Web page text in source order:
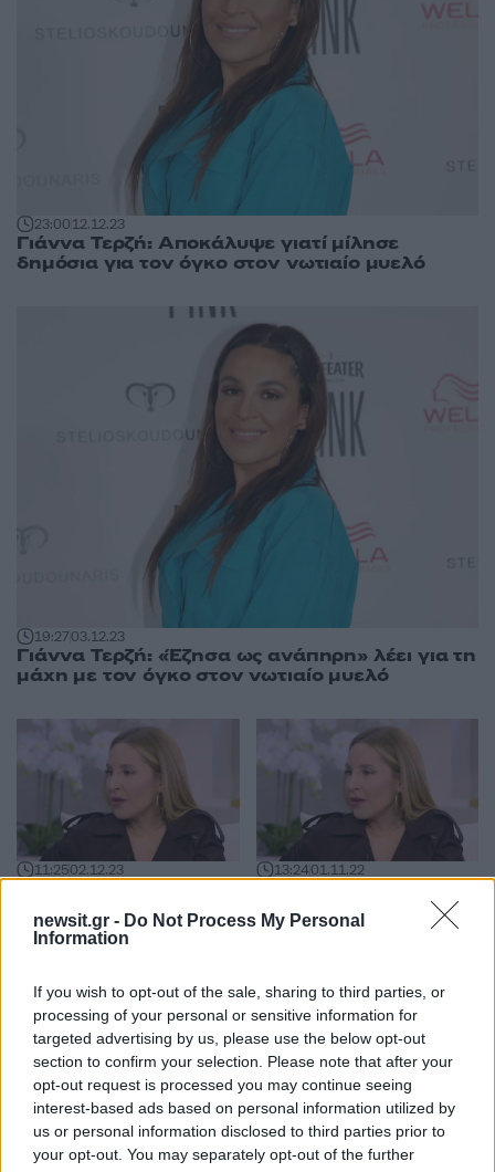
newsit.gr - Do Not Process My Personal
Information
If you wish to opt-out of the sale, sharing to third parties, or
processing of your personal or sensitive information for
targeted advertising by us, please use the below opt-out
section to confirm your selection. Please note that after your
opt-out request is processed you may continue seeing
interest-based ads based on personal information utilized by
us or personal information disclosed to third parties prior to
your opt-out. You may separately opt-out of the further
23:0012.12.23
Γιάννα Τερζή: Αποκάλυψε γιατί μίλησε
δημόσια για τον όγκο στον νωτιαίο μυελό
19:2703.12.23
Γιάννα Τερζή: «Έζησα ως ανάπηρη» λέει για τη
μάχη με τον όγκο στον νωτιαίο μυελό
11:2502.12.23
Η Γιάννα Τερζή
αποκάλυψε πως είχε
όγκο στον νωτιαίο
μυελό με μία
13:2401.11.22
Γιάννα Τερζή: Έκανα
ένα μεγάλο
χειρουργείο, το βίωσα
ΔΙΑΦΗΜΙΣΗ